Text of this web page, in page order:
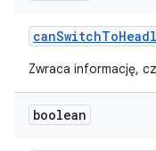
canSwitchTo
Zwraca informację,
boolean